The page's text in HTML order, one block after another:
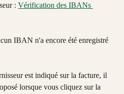
: Vérification des IBANs
IBAN n'a encore été enregistré
est indiqué sur la facture, il
lorsque vous cliquez sur la